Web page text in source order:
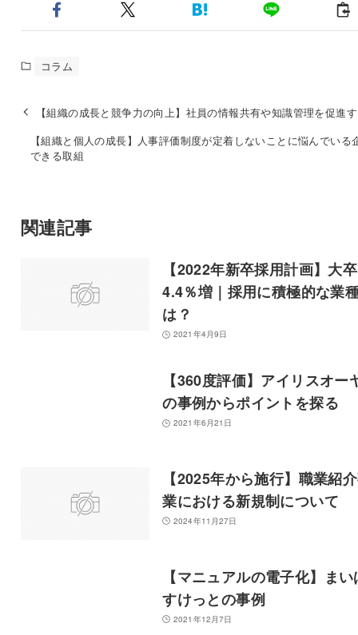
コラム
【組織の成長と競争力の向上】社員の情報共有や知識管理を促進
【組織と個人の成長】人事評価制度が定着しないことに悩んでいる
できる取組
関連記事
【2022年新卒採用計画】大
4.4％増｜採用に積極的な業
は？
2021年4月9日
【360度評価】アイリスオー
の事例からポイントを探る
2021年6月21日
【2025年から施行】職業紹
業における新規制について
2024年11月27日
【マニュアルの電子化】まい
すけっとの事例
2021年12月7日